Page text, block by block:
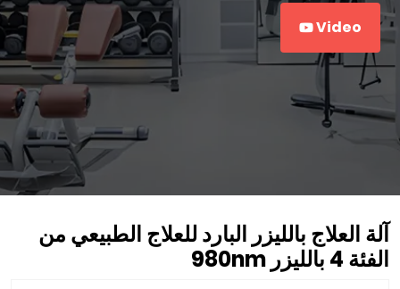
Video
آلة العلاج بالليزر البارد للعلاج الطبيعي من
الفئة 4 بالليزر 980nm